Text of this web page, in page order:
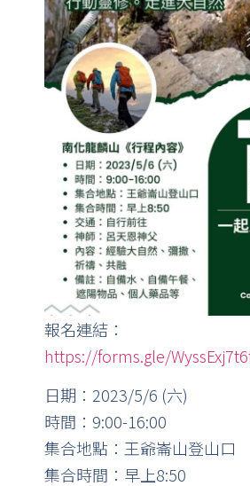
報名連結：
https://forms.gle/
日期：2023/5/6 (六)
時間：9:00-16:00
集合地點：王爺崙山登山口
集合時間：早上8:50